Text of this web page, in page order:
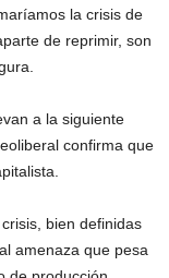
la crisis de
de reprimir, son
a la siguiente
confirma que
bien definidas
amenaza que pesa